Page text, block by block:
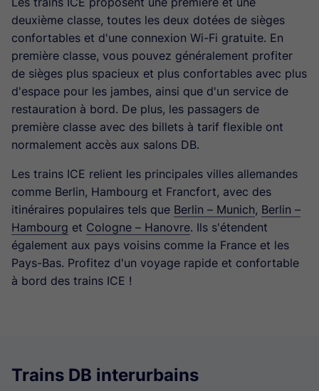
deuxième classe, toutes les deux dotées de sièges
confortables et d'une connexion Wi-Fi gratuite. En
première classe, vous pouvez généralement profiter
de sièges plus spacieux et plus confortables avec plus
d'espace pour les jambes, ainsi que d'un service de
restauration à bord. De plus, les passagers de
première classe avec des billets à tarif flexible ont
normalement accès aux salons DB.
Les trains ICE relient les principales villes allemandes
comme Berlin, Hambourg et Francfort, avec des
itinéraires populaires tels que Berlin – Munich, Berlin –
Hambourg et Cologne – Hanovre. Ils s'étendent
également aux pays voisins comme la France et les
Pays-Bas. Profitez d'un voyage rapide et confortable
à bord des trains ICE !
Trains DB interurbains